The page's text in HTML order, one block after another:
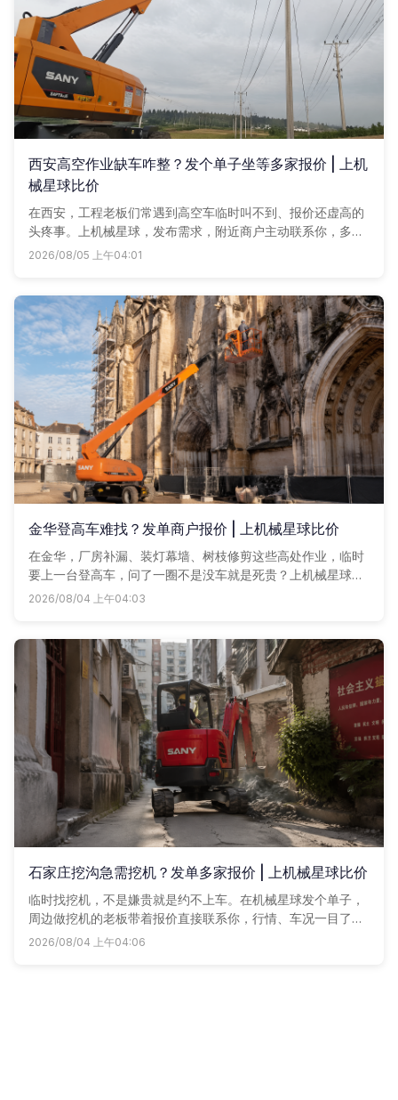
西安高空作业缺车咋整？发个单子坐等多家报价 | 上机
械星球比价
在西安，工程老板们常遇到高空车临时叫不到、报价还虚高的
头疼事。上机械星球，发布需求，附近商户主动联系你，多家
比价再拍板，省心不踩坑。
2026/08/05 上午04:01
金华登高车难找？发单商户报价 | 上机械星球比价
在金华，厂房补漏、装灯幕墙、树枝修剪这些高处作业，临时
要上一台登高车，问了一圈不是没车就是死贵？上机械星球发
个单子，周边认证车老板直接给你打电话报价，谁价低车况好
2026/08/04 上午04:03
石家庄挖沟急需挖机？发单多家报价 | 上机械星球比价
临时找挖机，不是嫌贵就是约不上车。在机械星球发个单子，
周边做挖机的老板带着报价直接联系你，行情、车况一目了
然，再也不求人问电话。
2026/08/04 上午04:06